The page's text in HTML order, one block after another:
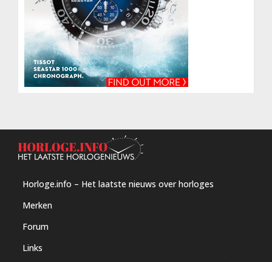
Horloge.info – Het laatste nieuws over horloges
Merken
Forum
Links